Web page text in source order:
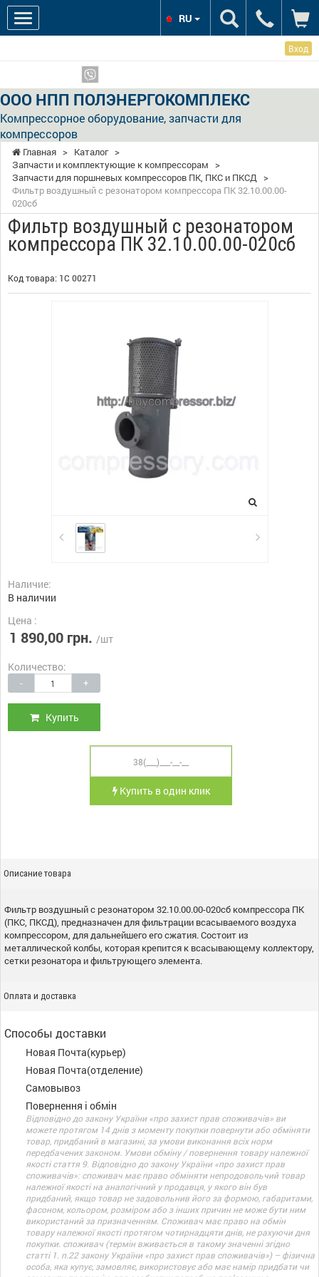
Вход
ООО НПП ПОЛЭНЕРГОКОМПЛЕКС
Компрессорное оборудование, запчасти для
компрессоров
RU
Главная > Каталог >
Запчасти и комплектующие к компрессорам
>
Запчасти для поршневых компрессоров ПК, ПКС и ПКСД >
Фильтр воздушный с резонатором компрессора ПК 32.10.00.00-
020сб
Фильтр воздушный с резонатором
компрессора ПК 32.10.00.00-020сб
Код товара: 1С 00271
Наличие:
В наличии
Цена :
1 890,00 грн. /шт
Количество:
- +
Купить
Купить в один клик
Описание товара
Фильтр воздушный с резонатором 32.10.00.00-020сб компрессора ПК
(ПКС, ПКСД), предназначен для фильтрации всасываемого воздуха
компрессором, для дальнейшего его сжатия. Состоит из
металлической колбы, которая крепится к всасывающему коллектору,
сетки резонатора и фильтрующего элемента.
Оплата и доставка
Способы доставки
Новая Почта(курьер)
Новая Почта(отделение)
Самовывоз
Повернення і обмін
Відповідно до закону України «про захист прав споживачів» ви
можете протягом 14 днів з моменту покупки повернути або обміняти
товар, придбаний в магазині, за умови виконання всіх норм
передбачених законом. Умови обміну / повернення товару належної
якості стаття 9. Відповідно до закону України «про захист прав
споживачів»: споживач має право обміняти непродовольчий товар
належної якості на аналогічний у продавця, у якого він був
придбаний, якщо товар не задовольнив його за формою, габаритами,
фасоном, кольором, розміром або з інших причин не може бути ним
використаний за призначенням. Споживач має право на обмін
товару належної якості протягом чотирнадцяти днів, не рахуючи дня
покупки. споживач (термін вживається в такому значенні згідно
статті 1. п.22 закону України «про захист прав споживачів») – фізична
особа, яка купує, замовляє, використовує або має намір придбати чи